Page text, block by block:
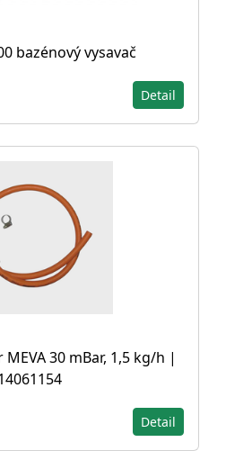
bazénový vysavač
Detail
30 mBar, 1,5 kg/h |
Detail